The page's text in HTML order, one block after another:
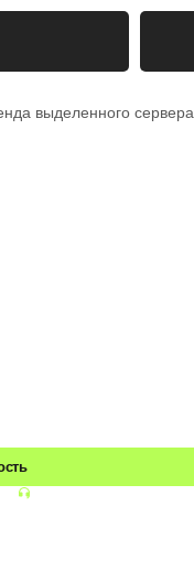
выделенного сервера